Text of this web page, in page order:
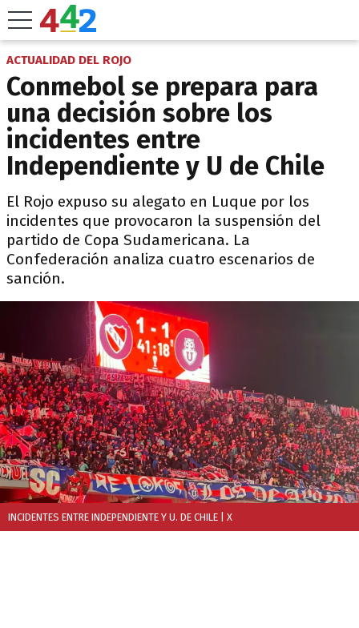
ACTUALIDAD DEL ROJO
Conmebol se prepara para
una decisión sobre los
incidentes entre
Independiente y U de Chile
El Rojo expuso su alegato en Luque por los
incidentes que provocaron la suspensión del
partido de Copa Sudamericana. La
Confederación analiza cuatro escenarios de
sanción.
INCIDENTES ENTRE INDEPENDIENTE Y U. DE CHILE | X